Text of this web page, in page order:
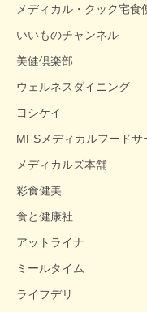
メディカル・クック宅食
いいものチャンネル
美健倶楽部
ウェルネスダイニング
ヨシケイ
MFSメディカルフードサ
メディカルズ本舗
彩食健美
食と健康社
アットライナ
ミールタイム
ライフデリ